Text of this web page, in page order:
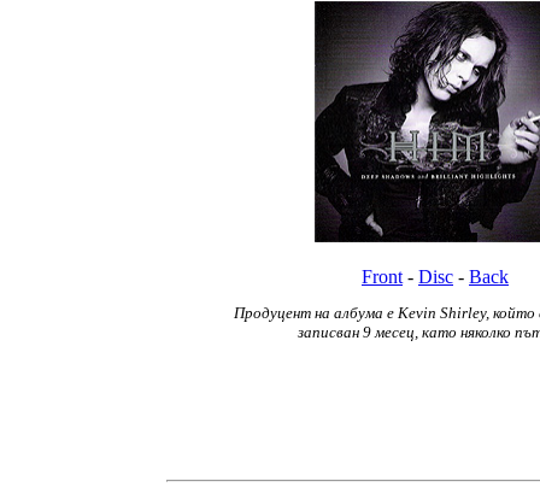
Front - Disc - Back
Продуцент на албума е Kevin Shirley,
записван 9 месец, като няколко